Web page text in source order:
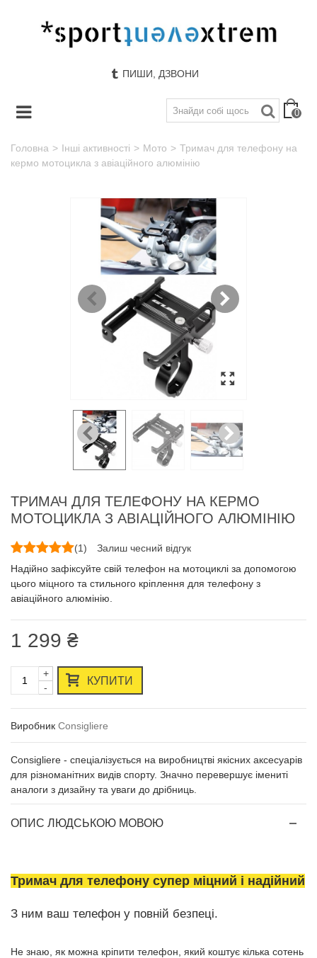
ПИШИ, ДЗВОНИ
0
Головна > Інші активності > Мото > Тримач для телефону на
кермо мотоцикла з авіаційного алюмінію
ТРИМАЧ ДЛЯ ТЕЛЕФОНУ НА КЕРМО
МОТОЦИКЛА З АВІАЦІЙНОГО АЛЮМІНІЮ
(1)
Залиш чесний відгук
Надійно зафіксуйте свій телефон на мотоциклі за допомогою
цього міцного та стильного кріплення для телефону з
авіаційного алюмінію.
1 299 ₴
-
+
КУПИТИ
Виробник Consigliere
Consigliere - спеціалізується на виробництві якісних аксесуарів
для різноманітних видів спорту. Значно перевершує імениті
аналоги з дизайну та уваги до дрібниць.
ОПИС ЛЮДСЬКОЮ МОВОЮ
Тримач для телефону супер міцний і надійний
З ним ваш телефон у повній безпеці.
Не знаю, як можна кріпити телефон, який коштує кілька сотень